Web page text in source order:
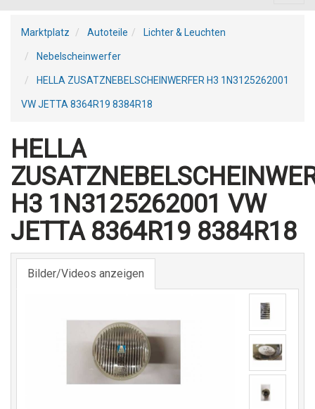
Marktplatz Autoteile Lichter & Leuchten
Nebelscheinwerfer
HELLA ZUSATZNEBELSCHEINWERFER H3 1N3125262001
VW JETTA 8364R19 8384R18
HELLA
H3 1N3125262001 VW
JETTA 8364R19 8384R18
Bilder/Videos anzeigen